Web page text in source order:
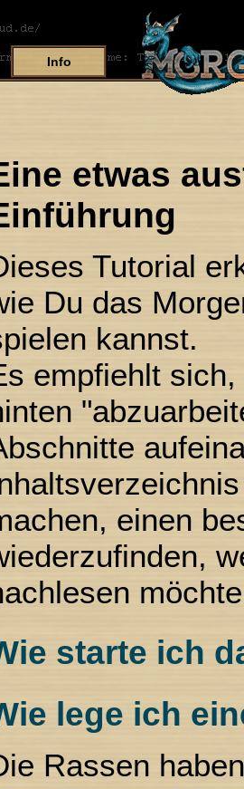
Info
etwas
Tutorial
Du das
kannst.
empfiehlt
einen
starte ich
lege ich
Rassen